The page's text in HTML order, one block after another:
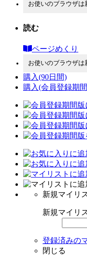
お使いのブラウザは
読む
ページめくり
お使いのブラウザは
購入(90日間)
購入(会員登録期
新規マイリ
新規マイリ
登録済みの
閉じる